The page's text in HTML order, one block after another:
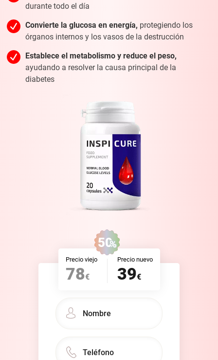
durante todo el día
Convierte la glucosa en energía, protegiendo los
órganos internos y los vasos de la destrucción
Establece el metabolismo y reduce el peso,
ayudando a resolver la causa principal de la
diabetes
Precio viejo
78€
50%
Precio nuevo
39€